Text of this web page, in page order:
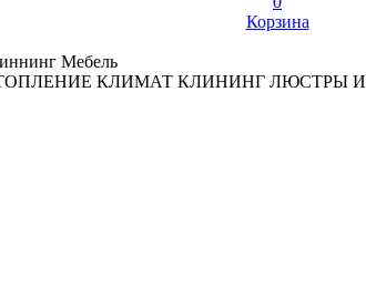
Корзина
Мебель
КЛИМАТ КЛИНИНГ ЛЮСТРЫ И